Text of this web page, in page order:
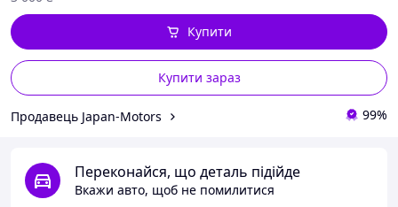
Купити зараз
Купити
Продавець Japan-Motors 99%
Переконайся, що деталь підійде
Вкажи авто, щоб не помилитися